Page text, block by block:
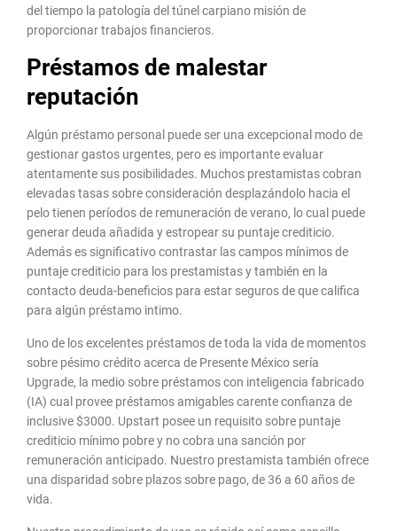
del tiempo la patologí­a del túnel carpiano misión de
proporcionar trabajos financieros.
Préstamos de malestar
reputación
Algún préstamo personal puede ser una excepcional modo de
gestionar gastos urgentes, pero es importante evaluar
atentamente sus posibilidades. Muchos prestamistas cobran
elevadas tasas sobre consideración desplazándolo hacia el
pelo tienen períodos de remuneración de verano, lo cual puede
generar deuda añadida y estropear su puntaje crediticio.
Además es significativo contrastar las campos mínimos de
puntaje crediticio para los prestamistas y también en la
contacto deuda-beneficios para estar seguros de que califica
para algún préstamo intimo.
Uno de los excelentes préstamos de toda la vida de momentos
sobre pésimo crédito acerca de Presente México serí­a
Upgrade, la medio sobre préstamos con inteligencia fabricado
(IA) cual provee préstamos amigables carente confianza de
inclusive $3000. Upstart posee un requisito sobre puntaje
crediticio mínimo pobre y no cobra una sanción por
remuneración anticipado. Nuestro prestamista también ofrece
una disparidad sobre plazos sobre pago, de 36 a 60 años de
vida.